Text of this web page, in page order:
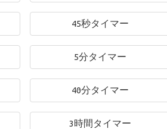
45秒タイマー
5分タイマー
40分タイマー
3時間タイマー